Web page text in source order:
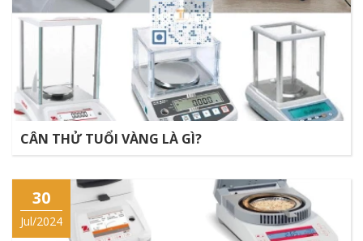
CÂN THỬ TUỔI VÀNG LÀ GÌ?
30
Jul/2024